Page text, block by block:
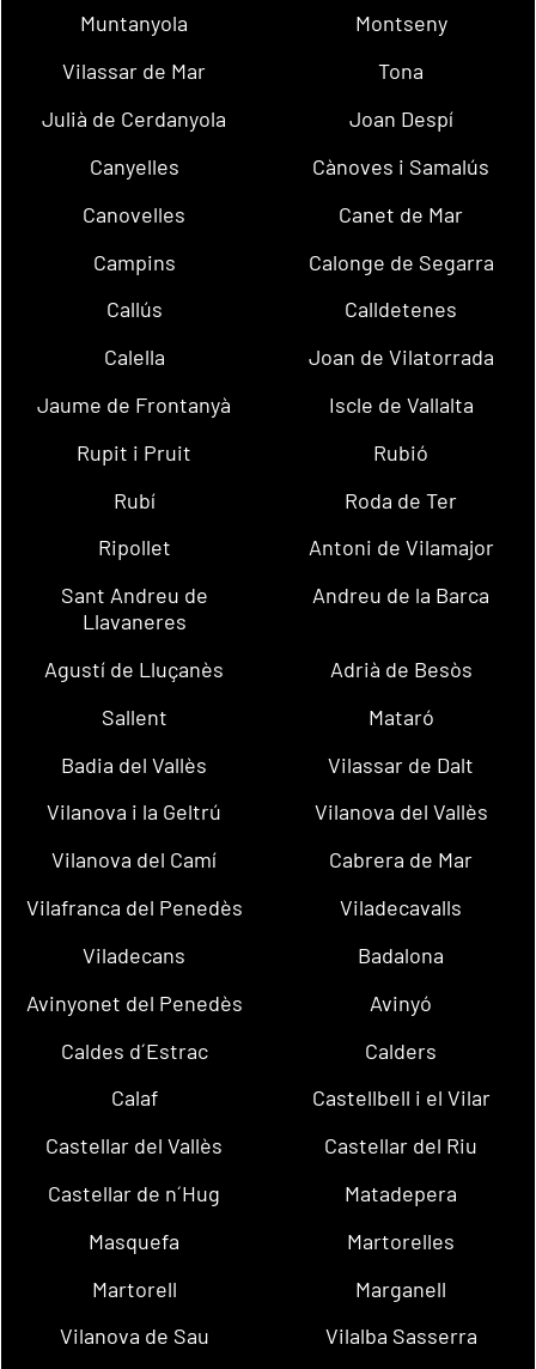
Muntanyola
Montseny
Vilassar de Mar
Tona
Julià de Cerdanyola
Joan Despí
Canyelles
Cànoves i Samalús
Canovelles
Canet de Mar
Campins
Calonge de Segarra
Callús
Calldetenes
Calella
Joan de Vilatorrada
Jaume de Frontanyà
Iscle de Vallalta
Rupit i Pruit
Rubió
Rubí
Roda de Ter
Ripollet
Antoni de Vilamajor
Sant Andreu de
Llavaneres
Andreu de la Barca
Agustí de Lluçanès
Adrià de Besòs
Sallent
Mataró
Badia del Vallès
Vilassar de Dalt
Vilanova i la Geltrú
Vilanova del Vallès
Vilanova del Camí
Cabrera de Mar
Vilafranca del Penedès
Viladecavalls
Viladecans
Badalona
Avinyonet del Penedès
Avinyó
Caldes d´Estrac
Calders
Calaf
Castellbell i el Vilar
Castellar del Vallès
Castellar del Riu
Castellar de n´Hug
Matadepera
Masquefa
Martorelles
Martorell
Marganell
Vilanova de Sau
Vilalba Sasserra